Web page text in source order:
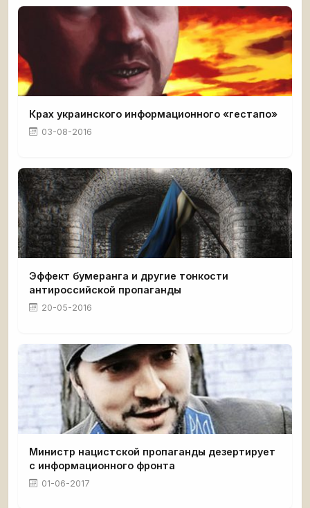
Крах украинского информационного «гестапо»
03-08-2016
Эффект бумеранга и другие тонкости
антироссийской пропаганды
20-05-2016
Министр нацистской пропаганды дезертирует
с информационного фронта
01-06-2017